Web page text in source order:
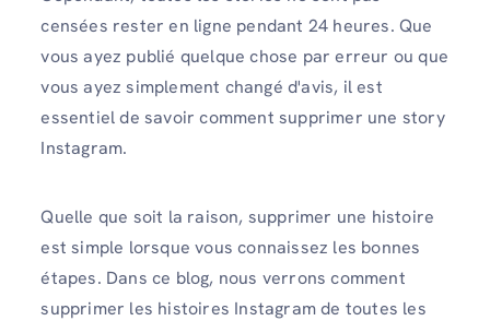
censées rester en ligne pendant 24 heures. Que
vous ayez publié quelque chose par erreur ou que
vous ayez simplement changé d'avis, il est
essentiel de savoir comment supprimer une story
Instagram.
Quelle que soit la raison, supprimer une histoire
est simple lorsque vous connaissez les bonnes
étapes. Dans ce blog, nous verrons comment
supprimer les histoires Instagram de toutes les